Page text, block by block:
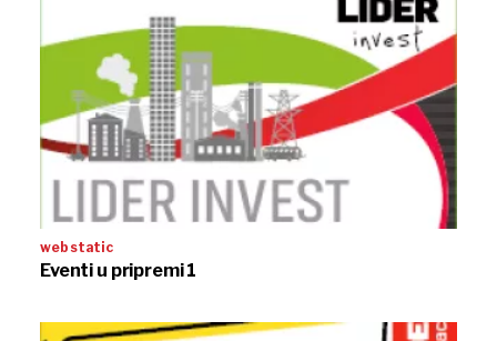
web static
Eventi u pripremi 1